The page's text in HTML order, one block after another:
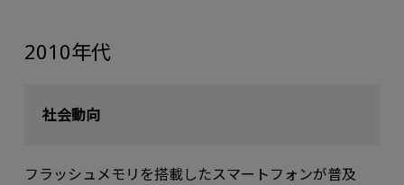
2010年代
社会動向
フラッシュメモリを搭載したスマートフォンが普及